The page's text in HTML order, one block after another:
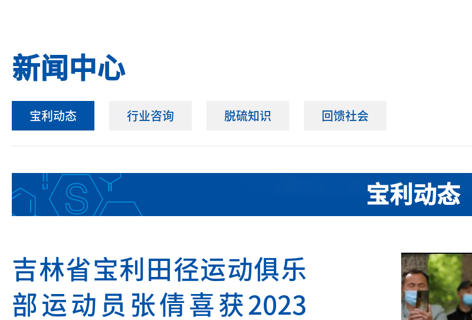
新闻中心
宝利动态 行业咨询 脱硫知识 回馈社会
宝利动态
吉林省宝利田径运动俱乐
部运动员张倩喜获2023